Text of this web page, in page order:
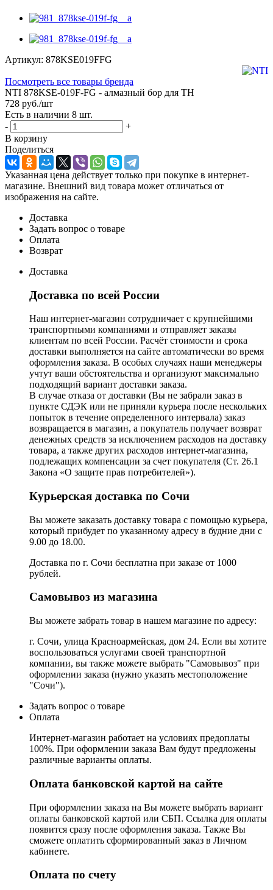
Артикул: 878KSE019FFG
Посмотреть все товары бренда
NTI 878KSE-019F-FG - алмазный бор для ТН
728 руб./шт
Есть в наличии 8 шт.
-
+
В корзину
Поделиться
Указанная цена действует только при покупке в интернет-
магазине. Внешний вид товара может отличаться от
изображения на сайте.
Доставка
Задать вопрос о товаре
Оплата
Возврат
Доставка
Доставка по всей России
Наш интернет-магазин сотрудничает с крупнейшими
транспортными компаниями и отправляет заказы
клиентам по всей России. Расчёт стоимости и срока
доставки выполняется на сайте автоматически во время
оформления заказа. В особых случаях наши менеджеры
учтут ваши обстоятельства и организуют максимально
подходящий вариант доставки заказа.
В случае отказа от доставки (Вы не забрали заказ в
пункте СДЭК или не приняли курьера после нескольких
попыток в течение определенного интервала) заказ
возвращается в магазин, а покупатель получает возврат
денежных средств за исключением расходов на доставку
товара, а также других расходов интернет-магазина,
подлежащих компенсации за счет покупателя (Ст. 26.1
Закона «О защите прав потребителей»).
Курьерская доставка по Сочи
Вы можете заказать доставку товара с помощью курьера,
который прибудет по указанному адресу в будние дни с
9.00 до 18.00.
Доставка по г. Сочи бесплатна при заказе от 1000
рублей.
Самовывоз из магазина
Вы можете забрать товар в нашем магазине по адресу:
г. Сочи, улица Красноармейская, дом 24. Если вы хотите
воспользоваться услугами своей транспортной
компании, вы также можете выбрать "Самовывоз" при
оформлении заказа (нужно указать местоположение
"Сочи").
Задать вопрос о товаре
Оплата
Интернет-магазин работает на условиях предоплаты
100%. При оформлении заказа Вам будут предложены
различные варианты оплаты.
Оплата банковской картой на сайте
При оформлении заказа на Вы можете выбрать вариант
оплаты банковской картой или СБП. Ссылка для оплаты
появится сразу после оформления заказа. Также Вы
сможете оплатить сформированный заказ в Личном
кабинете.
Оплата по счету